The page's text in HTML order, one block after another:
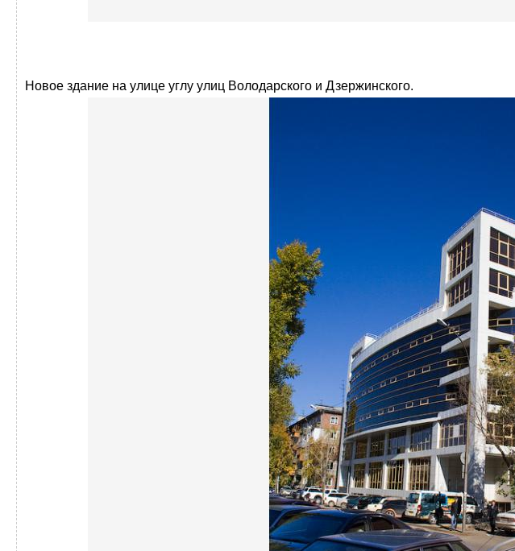
Новое здание на улице углу улиц Володарского и Дзержинского.